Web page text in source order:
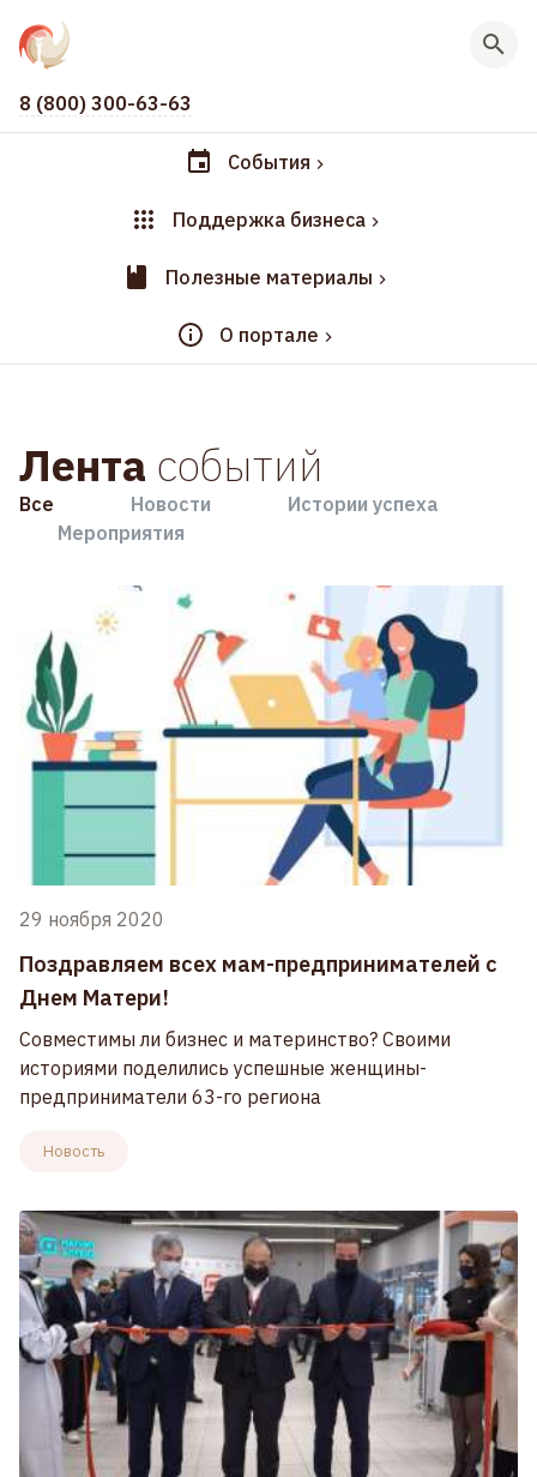
8 (800) 300-63-63
События
Поддержка бизнеса
Полезные материалы
О портале
Лента событий
Все Новости
Истории успеха
Мероприятия
29 ноября 2020
Поздравляем всех мам-предпринимателей с
Днем Матери!
Совместимы ли бизнес и материнство? Своими
историями поделились успешные женщины-
предприниматели 63-го региона
Новость